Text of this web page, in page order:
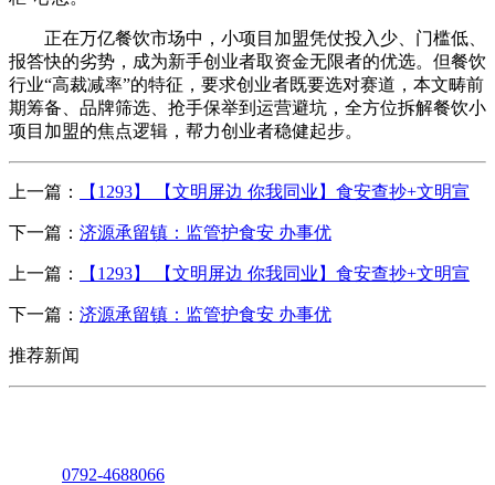
正在万亿餐饮市场中，小项目加盟凭仗投入少、门槛低、
报答快的劣势，成为新手创业者取资金无限者的优选。但餐饮
行业“高裁减率”的特征，要求创业者既要选对赛道，本文畴前
期筹备、品牌筛选、抢手保举到运营避坑，全方位拆解餐饮小
项目加盟的焦点逻辑，帮力创业者稳健起步。
上一篇： 【1293】 【文明屏边 你我同业】食安查抄+文明宣
下一篇： 济源承留镇：监管护食安 办事优
上一篇： 【1293】 【文明屏边 你我同业】食安查抄+文明宣
下一篇： 济源承留镇：监管护食安 办事优
推荐新闻
0792-4688066